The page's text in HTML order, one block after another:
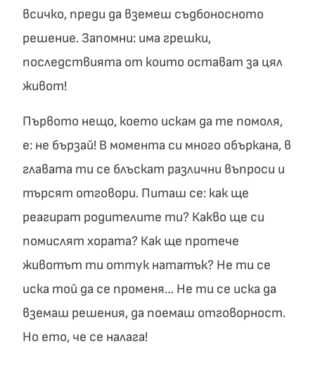
всичко, преди да вземеш съдбоносното
решение. Запомни: има грешки,
последствията от които остават за цял
живот!
Първото нещо, което искам да те помоля,
е: не бързай! В момента си много объркана, в
главата ти се блъскат различни въпроси и
търсят отговори. Питаш се: как ще
реагират родителите ти? Какво ще си
помислят хората? Как ще протече
животът ти оттук нататък? Не ти се
иска той да се променя… Не ти се иска да
вземаш решения, да поемаш отговорност.
Но ето, че се налага!